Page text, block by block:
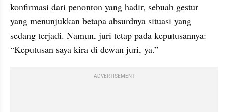
konfirmasi dari penonton yang hadir, sebuah gestur
yang menunjukkan betapa absurdnya situasi yang
sedang terjadi. Namun, juri tetap pada keputusannya:
“Keputusan saya kira di dewan juri, ya.”
ADVERTISEMENT